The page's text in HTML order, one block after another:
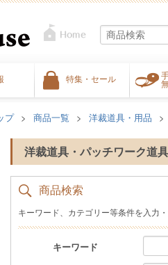
特集・セール
プ 商品一覧 洋裁道具・用品
洋裁道具・パッチワーク道
商品検索
キーワード、カテゴリー等条件を入力
キーワード